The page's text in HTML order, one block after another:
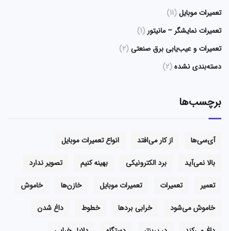
تعمیرات موبایل(11)
تعمیرات نمایشگر – مانیتور (1)
تعمیرات و عیب‌یابی برق صنعتی (2)
دسته‌بندی نشده(2)
برچسب‌ها
آی‌سی‌ها از کار می‌افتد
انواع تعمیرات موبایل
بالا نمی‌آید
برد الکترونیکی بهینه کنیم
تصویر ندارد
تعمیر
تعمیرات تعمیرات موبایل خازن‌ها
خاموش
خاموش می‌شود
خرابی بردها خطوط
داغ شدن